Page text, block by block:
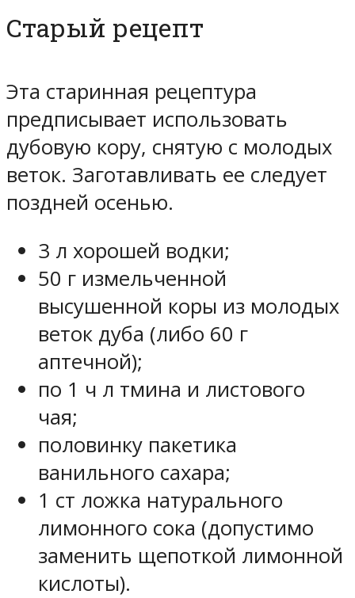
Старый рецепт
Эта старинная рецептура
предписывает использовать
дубовую кору, снятую с молодых
веток. Заготавливать ее следует
поздней осенью.
3 л хорошей водки;
50 г измельченной
высушенной коры из молодых
веток дуба (либо 60 г
аптечной);
по 1 ч л тмина и листового
чая;
половинку пакетика
ванильного сахара;
1 ст ложка натурального
лимонного сока (допустимо
заменить щепоткой лимонной
кислоты).